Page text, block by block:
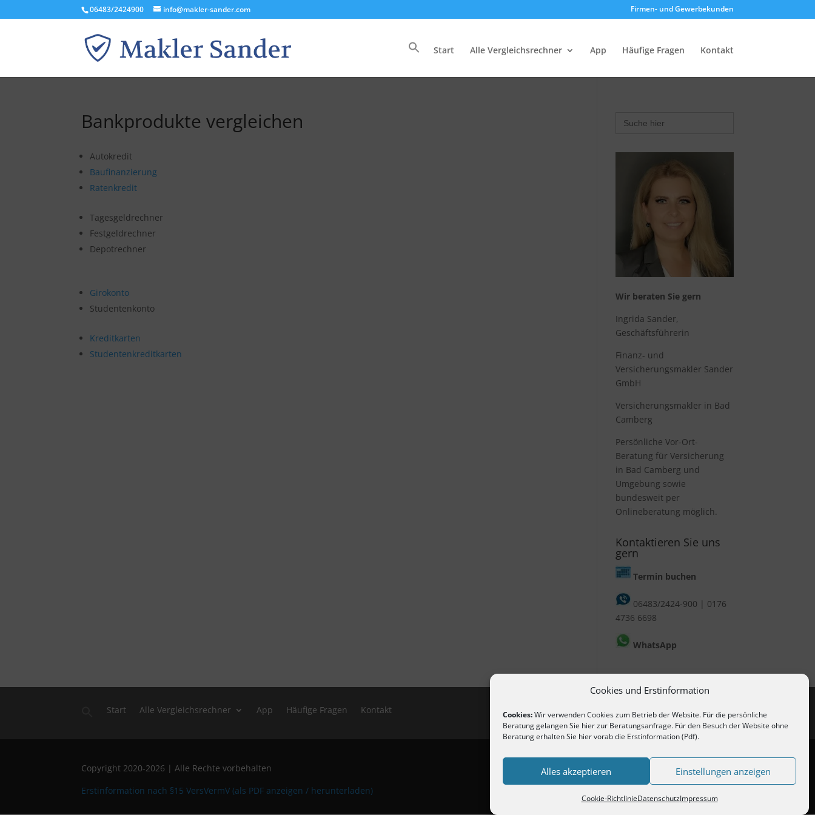
Cookies und Erstinformation
Cookies:Wir verwenden Cookies zum Betrieb der Website. Für die persönliche
Beratung gelangen Sie hierzur Beratungsanfrage. Für den Besuch der Website ohne
Beratung erhalten Sie hier vorab die Erstinformation (Pdf).
Alles akzeptieren Einstellungen anzeigen
Cookie-RichtlinieDatenschutzImpressum
06483/2424900 info@makler-sander.com Firmen- und Gewerbekunden
SearchStart Alle Vergleichsrechner App Häufige Fragen Kontakt
Bankprodukte vergleichen
Autokredit
Baufinanzierung
Ratenkredit
Tagesgeldrechner
Festgeldrechner
Depotrechner
Girokonto
Studentenkonto
Kreditkarten
Studentenkreditkarten
for:
Wir beraten Sie gern
Ingrida Sander,
Geschäftsführerin
Finanz- und
Versicherungsmakler Sander
GmbH
Versicherungsmakler in Bad
Camberg
Persönliche Vor-Ort-
Beratung fürVersicherung
in Bad Camberg und
Umgebung sowie
bundesweit per
Onlineberatung möglich.
Kontaktieren Sie uns
gern
Termin buchen
06483/2424-900 | 0176
4736 6698
WhatsApp
Start Alle Vergleichsrechner App Häufige Fragen Kontakt
Copyright 2020-2026 | Alle Rechte vorbehalten
Erstinformation nach §15 VersVermV (als PDF anzeigen / herunterladen)
Vertrag widerrufen